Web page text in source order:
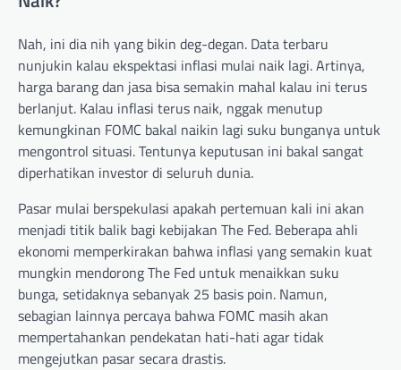
Nah, ini dia nih yang bikin deg-degan. Data terbaru
nunjukin kalau ekspektasi inflasi mulai naik lagi. Artinya,
harga barang dan jasa bisa semakin mahal kalau ini terus
berlanjut. Kalau inflasi terus naik, nggak menutup
kemungkinan FOMC bakal naikin lagi suku bunganya untuk
mengontrol situasi. Tentunya keputusan ini bakal sangat
diperhatikan investor di seluruh dunia.
Pasar mulai berspekulasi apakah pertemuan kali ini akan
menjadi titik balik bagi kebijakan The Fed. Beberapa ahli
ekonomi memperkirakan bahwa inflasi yang semakin kuat
mungkin mendorong The Fed untuk menaikkan suku
bunga, setidaknya sebanyak 25 basis poin. Namun,
sebagian lainnya percaya bahwa FOMC masih akan
mempertahankan pendekatan hati-hati agar tidak
mengejutkan pasar secara drastis.